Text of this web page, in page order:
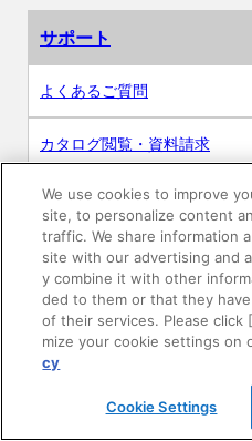
サポート
よくあるご質問
カタログ閲覧・資料請求
各種データダウンロード
WEB見積・各種シミュレーシ
交換用部品の購入
修理・点検
お問い合わせ
We use cookies to improve
site, to personalize content
traffic. We share information
site with our advertising and
y combine it with other
ded to them or that they
of their services. Please
mize your cookie settings on
cy
Cookie Settings